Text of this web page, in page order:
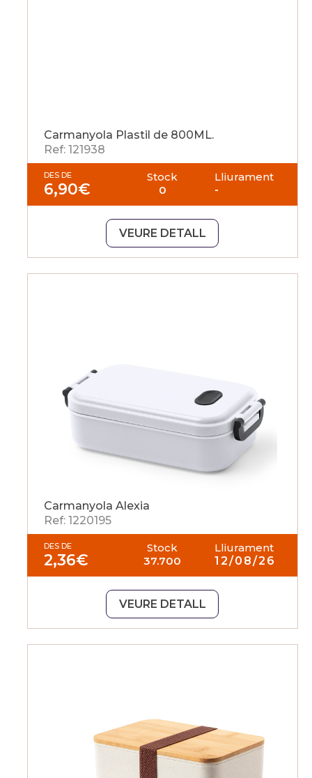
Carmanyola Plastil de 800ML.
Ref: 121938
DES DE
6,90€
Stock
0
Lliurament
-
VEURE DETALL
Carmanyola Alexia
Ref: 1220195
DES DE
2,36€
Stock
37.700
Lliurament
12/08/26
VEURE DETALL